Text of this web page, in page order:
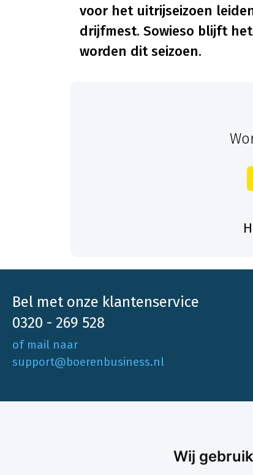
Wij
voor het uitrijseizoen
drijfmest. Sowieso blijft
worden dit seizoen.
Bel met onze klantenservice
0320 - 269 528
of mail naar
support@boerenbusiness.nl